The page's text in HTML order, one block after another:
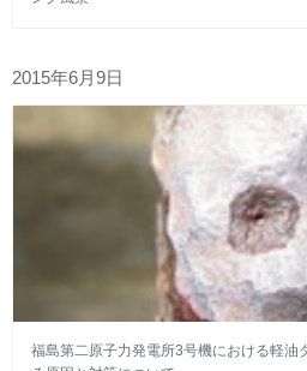
2015年6月9日
福島第二原子力発電所3号機における軽油